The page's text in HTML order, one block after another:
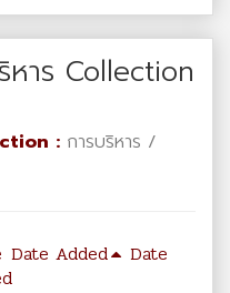
าร Collection
: การบริหาร /
Date Added
Date